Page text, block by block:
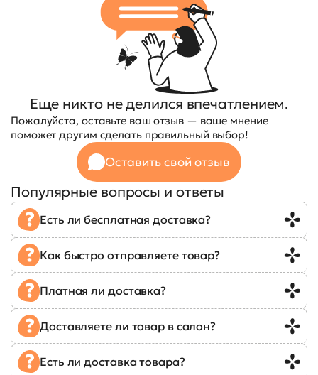
Еще никто не делился впечатлением.
Пожалуйста, оставьте ваш отзыв — ваше мнение
поможет другим сделать правильный выбор!
Оставить свой отзыв
Популярные вопросы и ответы
Есть ли бесплатная доставка?
Как быстро отправляете товар?
Платная ли доставка?
Доставляете ли товар в салон?
Есть ли доставка товара?